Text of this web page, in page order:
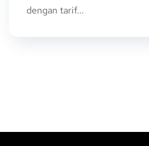
dengan tarif...